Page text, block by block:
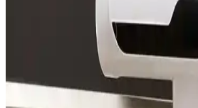
Dökme demir ocak ızgaraları
öne çıkar. Temizlikte zorluklar yaşansa da
yöntemlerle uzun ömürlü kullanımları
Elektrikli Kıyma Makineleri:
Hijyen Sağlayan Çözümler